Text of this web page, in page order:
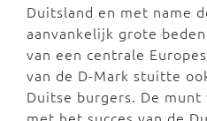
Duitsland en met name
aanvankelijk grote
van een centrale
van de D-Mark stuitte
Duitse burgers. De munt